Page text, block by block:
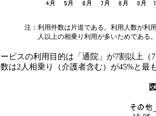
注： 利用件数は片道である。利用人数が利
人以上の相乗り利用が多いためである
ビスの利用目的は「通院」が7割以上（
は2人相乗り（介護者含む）が45%と最